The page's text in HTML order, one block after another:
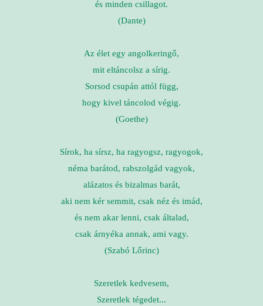
és minden csillagot.
(Dante)
Az élet egy angolkeringő,
mit eltáncolsz a sírig.
Sorsod csupán attól függ,
hogy kivel táncolod végig.
(Goethe)
Sírok, ha sírsz, ha ragyogsz, ragyogok,
néma barátod, rabszolgád vagyok,
alázatos és bizalmas barát,
aki nem kér semmit, csak néz és imád,
és nem akar lenni, csak általad,
csak árnyéka annak, ami vagy.
(Szabó Lőrinc)
Szeretlek kedvesem,
Szeretlek tégedet...